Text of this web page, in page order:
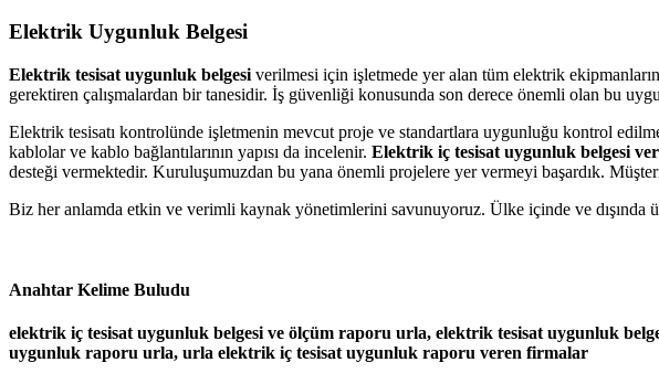
Elektrik Uygunluk Belgesi
Elektrik tesisat uygunluk belgesi verilmesi için işletmede yer alan tüm elektrik
gerektiren çalışmalardan bir tanesidir. İş güvenliği konusunda son derece önemli olan bu
Elektrik tesisatı kontrolünde işletmenin mevcut proje ve standartlara uygunluğu kontrol
kablolar ve kablo bağlantılarının yapısı da incelenir. Elektrik iç tesisat uygunluk belgesi
desteği vermektedir. Kuruluşumuzdan bu yana önemli projelere yer vermeyi başardık.
Biz her anlamda etkin ve verimli kaynak yönetimlerini savunuyoruz. Ülke içinde ve
Anahtar Kelime Buludu
elektrik iç tesisat uygunluk belgesi ve ölçüm raporu urla, elektrik tesisat uygunluk
uygunluk raporu urla, urla elektrik iç tesisat uygunluk raporu veren firmalar